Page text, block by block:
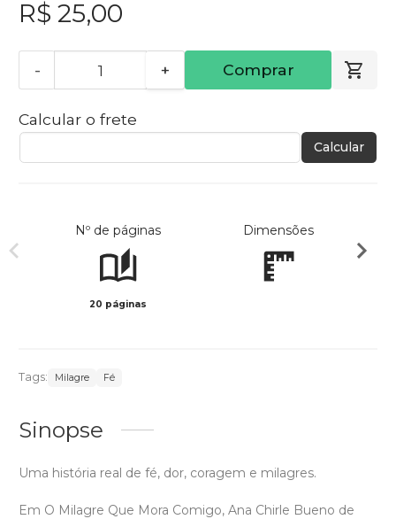
R$ 25,00
- + Comprar
Calcular o frete
Calcular
Nº de páginas
20 páginas
Dimensões
Tags: Milagre Fé
Sinopse
Uma história real de fé, dor, coragem e milagres.
Em O Milagre Que Mora Comigo, Ana Chirle Bueno de